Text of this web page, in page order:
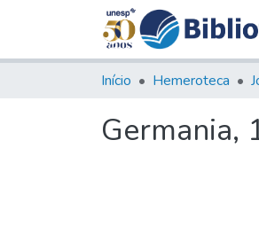
Início Hemeroteca
Germania,